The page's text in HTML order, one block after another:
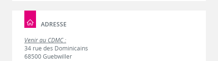
ADRESSE
Venir au CDMC :
34 rue des Dominicains
68500 Guebwiller